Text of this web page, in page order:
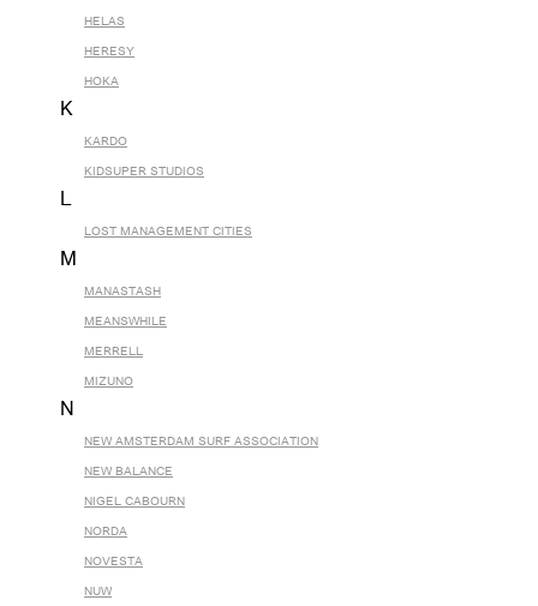
HELAS
HERESY
HOKA
K
KARDO
KIDSUPER STUDIOS
L
LOST MANAGEMENT CITIES
M
MANASTASH
MEANSWHILE
MERRELL
MIZUNO
N
NEW AMSTERDAM SURF ASSOCIATION
NEW BALANCE
NIGEL CABOURN
NORDA
NOVESTA
NUW